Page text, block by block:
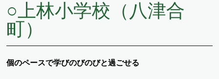
○ 上林小学校（八津合
町）
個のペースで学びのびのびと過ごせる